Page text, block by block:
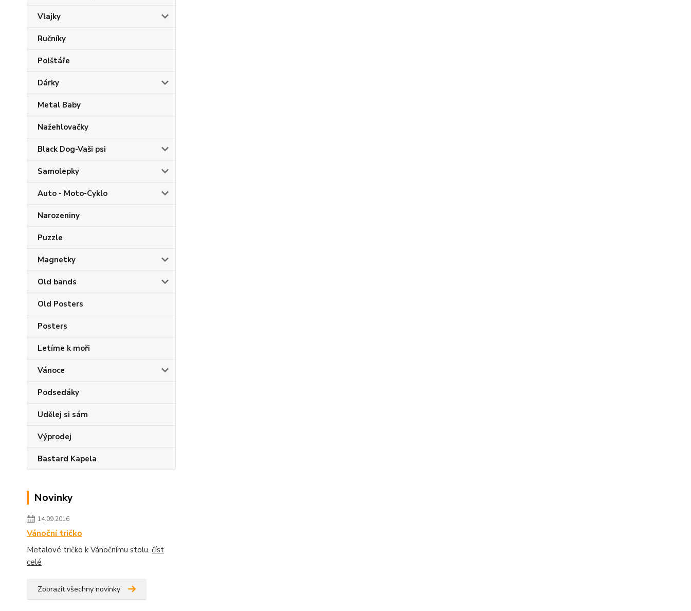
Vlajky
Ručníky
Polštáře
Dárky
Metal Baby
Nažehlovačky
Black Dog-Vaši psi
Samolepky
Auto - Moto-Cyklo
Narozeniny
Puzzle
Magnetky
Old bands
Old Posters
Posters
Letíme k moři
Vánoce
Podsedáky
Udělej si sám
Výprodej
Bastard Kapela
Novinky
14.09.2016
Vánoční tričko
Metalové tričko k Vánočnímu stolu. číst
celé
Zobrazit všechny novinky